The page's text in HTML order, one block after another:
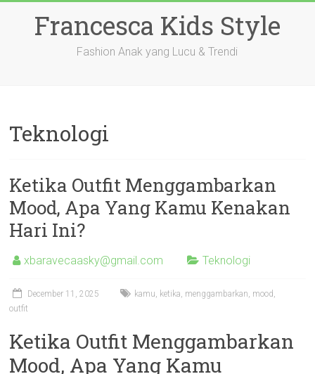
contentFrancesca Kids Style
Fashion Anak yang Lucu & Trendi
Teknologi
Ketika Outfit Menggambarkan
Mood, Apa Yang Kamu Kenakan
Hari Ini?
xbaravecaasky@gmail.com Teknologi
December 11, 2025 kamu, ketika, menggambarkan, mood ,
outfit
Ketika Outfit Menggambarkan
Mood, Apa Yang Kamu